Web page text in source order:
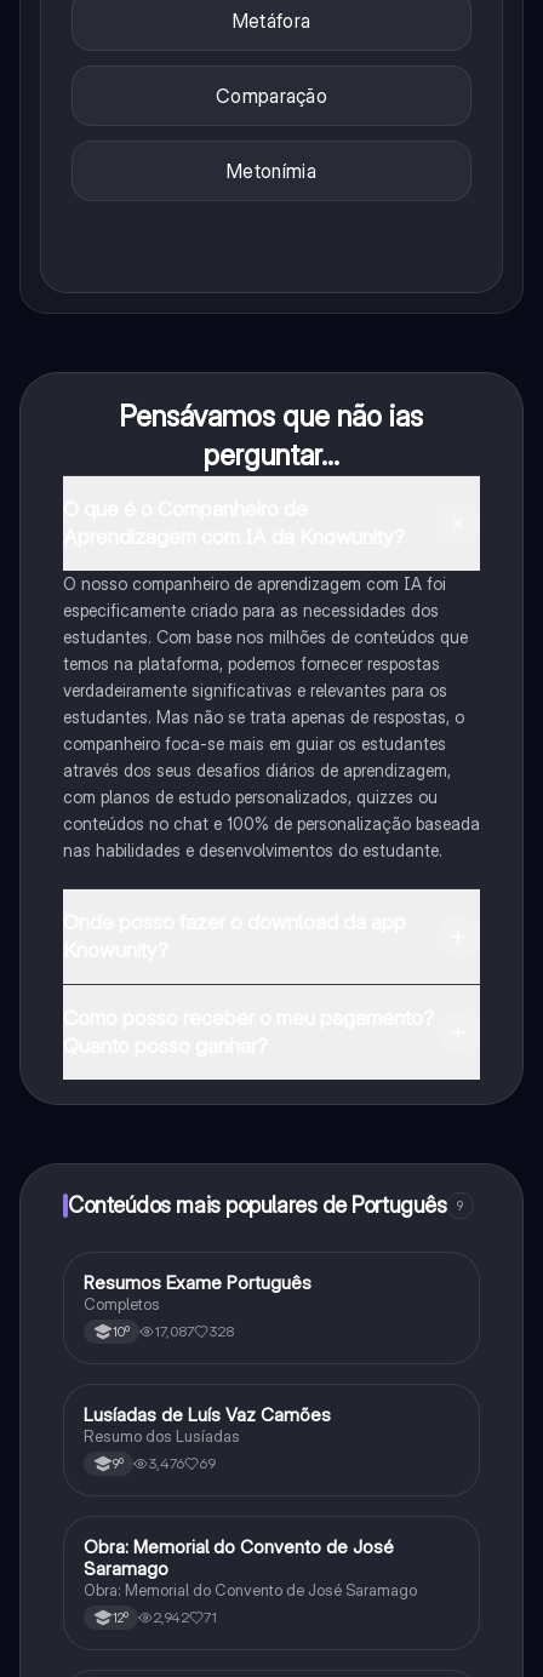
Metáfora
Comparação
Metonímia
Pensávamos que não ias
perguntar...
O nosso companheiro de aprendizagem com IA foi
especificamente criado para as necessidades dos
estudantes. Com base nos milhões de conteúdos que
temos na plataforma, podemos fornecer respostas
verdadeiramente significativas e relevantes para os
estudantes. Mas não se trata apenas de respostas, o
companheiro foca-se mais em guiar os estudantes
através dos seus desafios diários de aprendizagem,
com planos de estudo personalizados, quizzes ou
conteúdos no chat e 100% de personalização baseada
nas habilidades e desenvolvimentos do estudante.
Conteúdos mais populares de Português 9
Português
Resumos Exame Português
Completos
10º 17,087 328
Português
Lusíadas de Luís Vaz Camões
Resumo dos Lusíadas
9º 3,476 69
Português
Obra: Memorial do Convento de José
Saramago
Obra: Memorial do Convento de José Saramago
12º 2,942 71